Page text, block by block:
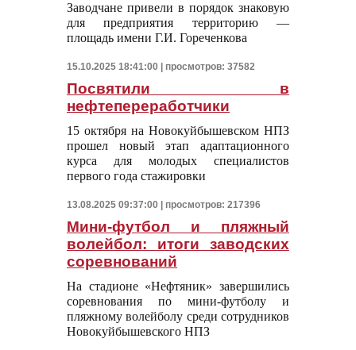
Заводчане привели в порядок знаковую
для предприятия территорию —
площадь имени Г.И. Гореченкова
15.10.2025 18:41:00 | просмотров: 37582
Посвятили в
нефтепереработчики
15 октября на Новокуйбышевском НПЗ
прошел новый этап адаптационного
курса для молодых специалистов
первого года стажировки
13.08.2025 09:37:00 | просмотров: 217396
Мини-футбол и пляжный
волейбол: итоги заводских
соревнований
На стадионе «Нефтяник» завершились
соревнования по мини-футболу и
пляжному волейболу среди сотрудников
Новокуйбышевского НПЗ